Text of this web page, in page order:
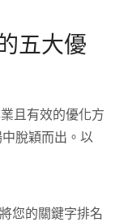
五大優
且有效的優化方
脫穎而出。以
您的關鍵字排名